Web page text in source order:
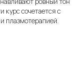
сочетается с
плазмотерапией.